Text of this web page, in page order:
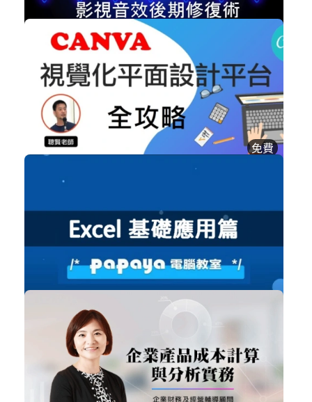
影視音效後期修復術
設計工具 加入購物車
購買後有效期限：課程下架時
6442
免費
Canva視覺化設計平台全攻略
購買後有效期限：課程下架時
6281
Excel 基礎應用篇
立即加入
購買後有效期限：課程下架時
6066